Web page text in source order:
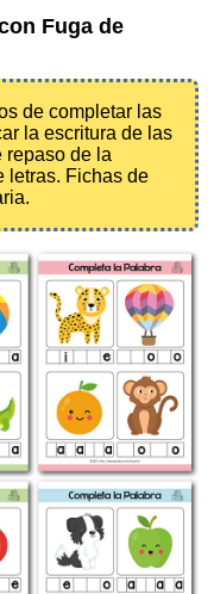
Fuga de
de completar las
la escritura de las
repaso de la
letras. Fichas de